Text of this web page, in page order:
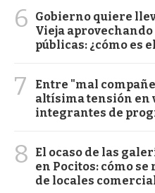
6
Gobierno quiere
Vieja
públicas: ¿cómo es
7
Entre "mal
altísima tensión en
integrantes de
8
El ocaso de las
en Pocitos: cómo
de locales